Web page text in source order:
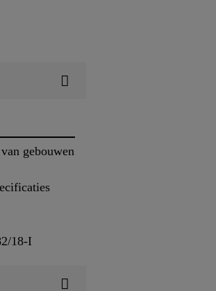
gebouwen
18-I